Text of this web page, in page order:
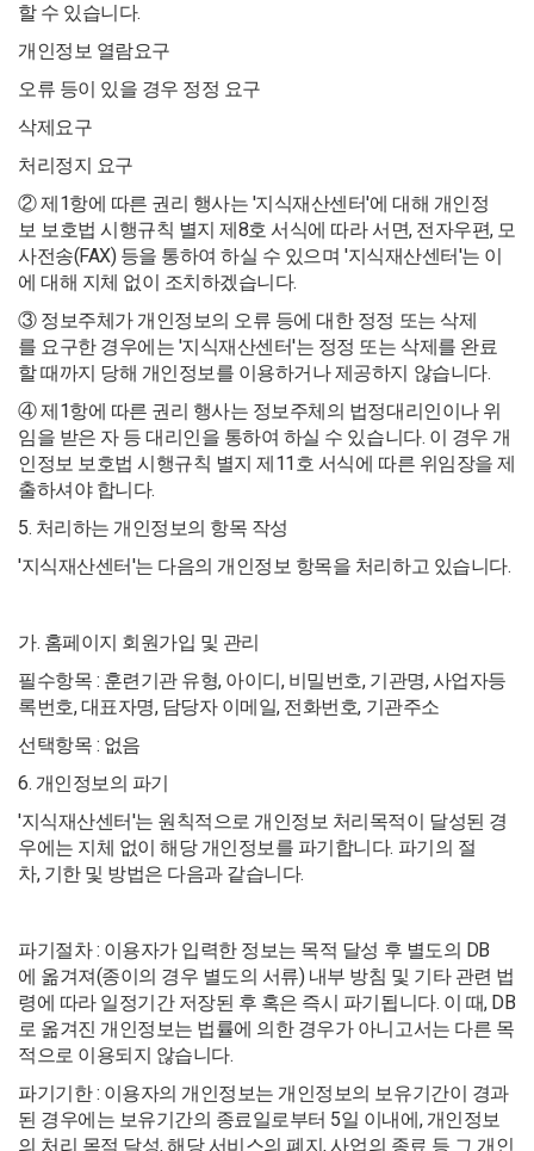
할 수 있습니다.
개인정보 열람요구
오류 등이 있을 경우 정정 요구
삭제요구
처리정지 요구
② 제1항에 따른 권리 행사는 '지식재산센터'에 대해 개인정
보 보호법 시행규칙 별지 제8호 서식에 따라 서면, 전자우편, 모
사전송(FAX) 등을 통하여 하실 수 있으며 '지식재산센터'는 이
에 대해 지체 없이 조치하겠습니다.
③ 정보주체가 개인정보의 오류 등에 대한 정정 또는 삭제
를 요구한 경우에는 '지식재산센터'는 정정 또는 삭제를 완료
할 때까지 당해 개인정보를 이용하거나 제공하지 않습니다.
④ 제1항에 따른 권리 행사는 정보주체의 법정대리인이나 위
임을 받은 자 등 대리인을 통하여 하실 수 있습니다. 이 경우 개
인정보 보호법 시행규칙 별지 제11호 서식에 따른 위임장을 제
출하셔야 합니다.
5. 처리하는 개인정보의 항목 작성
'지식재산센터'는 다음의 개인정보 항목을 처리하고 있습니다.
가. 홈페이지 회원가입 및 관리
필수항목 : 훈련기관 유형, 아이디, 비밀번호, 기관명, 사업자등
록번호, 대표자명, 담당자 이메일, 전화번호, 기관주소
선택항목 : 없음
6. 개인정보의 파기
'지식재산센터'는 원칙적으로 개인정보 처리목적이 달성된 경
우에는 지체 없이 해당 개인정보를 파기합니다. 파기의 절
차, 기한 및 방법은 다음과 같습니다.
파기절차 : 이용자가 입력한 정보는 목적 달성 후 별도의 DB
에 옮겨져(종이의 경우 별도의 서류) 내부 방침 및 기타 관련 법
령에 따라 일정기간 저장된 후 혹은 즉시 파기됩니다. 이 때, DB
로 옮겨진 개인정보는 법률에 의한 경우가 아니고서는 다른 목
적으로 이용되지 않습니다.
파기기한 : 이용자의 개인정보는 개인정보의 보유기간이 경과
된 경우에는 보유기간의 종료일로부터 5일 이내에, 개인정보
의 처리 목적 달성, 해당 서비스의 폐지, 사업의 종료 등 그 개인